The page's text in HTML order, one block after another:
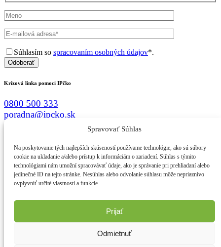
Spravovať Súhlas
Na poskytovanie tých najlepších skúseností používame technológie, ako sú súbory
cookie na ukladanie a/alebo prístup k informáciám o zariadení. Súhlas s týmito
technológiami nám umožní spracovávať údaje, ako je správanie pri prehliadaní alebo
jedinečné ID na tejto stránke. Nesúhlas alebo odvolanie súhlasu môže nepriaznivo
ovplyvniť určité vlastnosti a funkcie.
Prijať
Odmietnuť
Súhlasím so spracovaním osobných údajov*.
Odoberať
Krízová linka pomoci IPčko
0800 500 333
poradna@ipcko.sk
Ako to funguje
Kto sme
Čo robíme
Čo máme nové
Zapojte sa